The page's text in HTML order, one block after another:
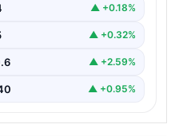
bir şekilde bağlantı
▲ +0.18%
▲ +0.32%
▲ +2.59%
▲ +0.95%